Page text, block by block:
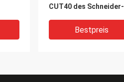
CUT40 des Schneider-
Bestpreis